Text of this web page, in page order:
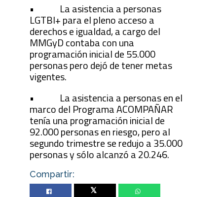
• La asistencia a personas
LGTBI+ para el pleno acceso a
derechos e igualdad, a cargo del
MMGyD contaba con una
programación inicial de 55.000
personas pero dejó de tener metas
vigentes.
• La asistencia a personas en el
marco del Programa ACOMPAÑAR
tenía una programación inicial de
92.000 personas en riesgo, pero al
segundo trimestre se redujo a 35.000
personas y sólo alcanzó a 20.246.
Compartir:
Twitter